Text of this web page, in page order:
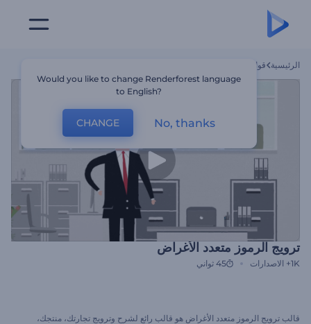
الرئيسية قوالب
ترويج الرموز متعدد الأغراض
1K+ الاصدارات 45 ثواني
قالب ترويج الرموز متعدد الأغراض هو قالب رائع لشرح وترويج تجارتك، منتجك،
Would you like to change Renderforest language
to English?
CHANGE No, thanks